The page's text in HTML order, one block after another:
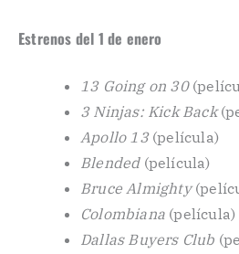
Estrenos del 1 de enero
13 Going on 30
3 Ninjas: Kick Back
Apollo 13(película)
Blended(película)
Bruce Almighty
Colombiana (película)
Dallas Buyers Club